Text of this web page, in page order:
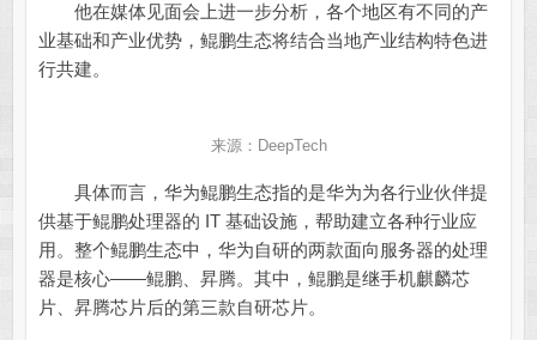
他在媒体见面会上进一步分析，各个地区有不同的产
业基础和产业优势，鲲鹏生态将结合当地产业结构特色进
行共建。
来源：DeepTech
具体而言，华为鲲鹏生态指的是华为为各行业伙伴提
供基于鲲鹏处理器的 IT 基础设施，帮助建立各种行业应
用。整个鲲鹏生态中，华为自研的两款面向服务器的处理
器是核心——鲲鹏、昇腾。其中，鲲鹏是继手机麒麟芯
片、昇腾芯片后的第三款自研芯片。